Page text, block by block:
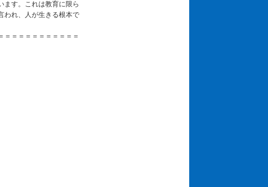
ます。これは教育に限ら
われ、人が生きる根本で
＝＝＝＝＝＝＝＝＝＝＝